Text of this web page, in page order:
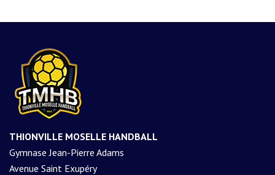
THIONVILLE MOSELLE HANDBALL
Gymnase Jean-Pierre Adams
Avenue Saint Exupéry